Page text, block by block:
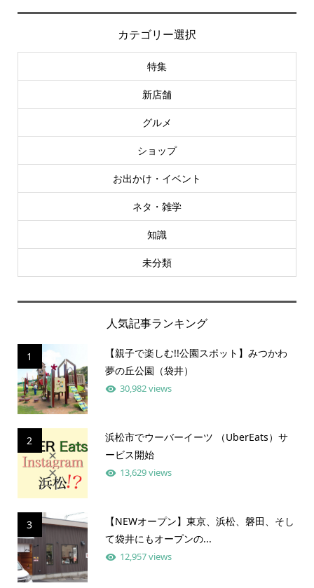
カテゴリー選択
特集
新店舗
グルメ
ショップ
お出かけ・イベント
ネタ・雑学
知識
未分類
人気記事ランキング
1
【親子で楽しむ!!公園スポット】みつかわ
夢の丘公園（袋井）
30,982 views
2
浜松市でウーバーイーツ （UberEats）サ
ービス開始
13,629 views
3
【NEWオープン】東京、浜松、磐田、そし
て袋井にもオープンの...
12,957 views